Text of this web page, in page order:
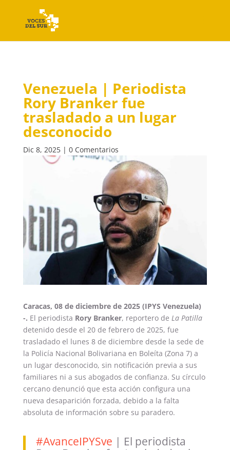
Venezuela | Periodista
Rory Branker fue
trasladado a un lugar
desconocido
Dic 8, 2025| 0 Comentarios
Caracas, 08 de diciembre de 2025 (IPYS Venezuela)
-. El periodista Rory Branker, reportero de La Patilla
detenido desde el 20 de febrero de 2025, fue
trasladado el lunes 8 de diciembre desde la sede de
la Policía Nacional Bolivariana en Boleíta (Zona 7) a
un lugar desconocido, sin notificación previa a sus
familiares ni a sus abogados de confianza. Su círculo
cercano denunció que esta acción configura una
nueva desaparición forzada, debido a la falta
absoluta de información sobre su paradero.
#AvanceIPYSve | El periodista